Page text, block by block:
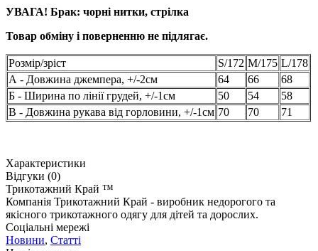
УВАГА! Брак: чорні нитки, стрілка
Товар обміну і поверненню не підлягає.
Розмір/зріст S/172 M/175 L/178
А - Довжина джемпера, +/-2см
64 66
68
Б - Ширина по лінії грудей, +/-1см
50 54
58
В - Довжина рукава від горловини, +/-1см 70 70 71
Характеристики
Відгуки (0)
Трикотажний Край ™
Компанія Трикотажний Край - виробник недорогого та
якісного трикотажного одягу для дітей та дорослих.
Соціальні мережі
Новини, Статті